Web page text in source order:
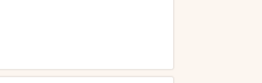
tidligere vindere, rute og meget mere.